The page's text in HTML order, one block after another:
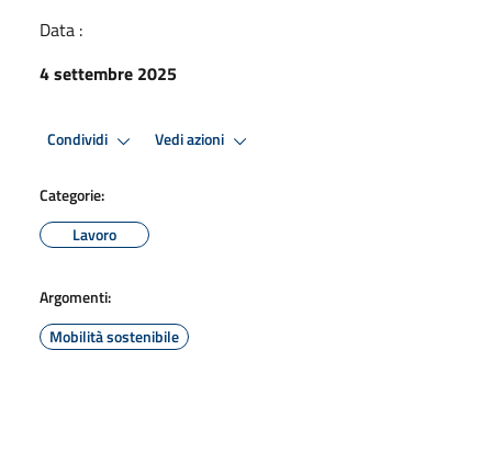
Data :
4 settembre 2025
Condividi Vedi azioni
Categorie:
Lavoro
Argomenti:
Mobilità sostenibile